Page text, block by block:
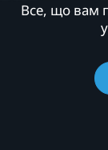
Все, що вам